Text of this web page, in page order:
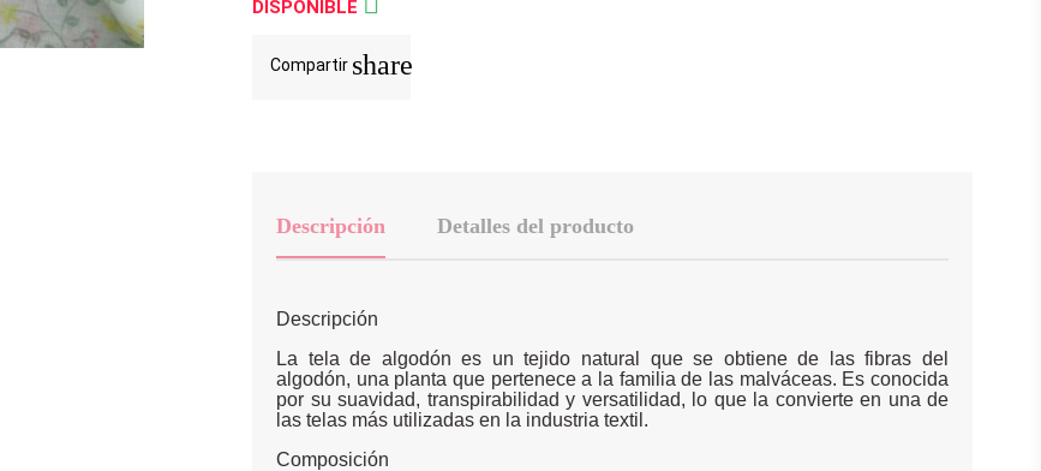
DISPONIBLE
Compartir share
Descripción Detalles del producto
Descripción
La tela de algodón es un tejido natural que se obtiene de las fibras del
algodón, una planta que pertenece a la familia de las malváceas. Es conocida
por su suavidad, transpirabilidad y versatilidad, lo que la convierte en una de
las telas más utilizadas en la industria textil.
Composición